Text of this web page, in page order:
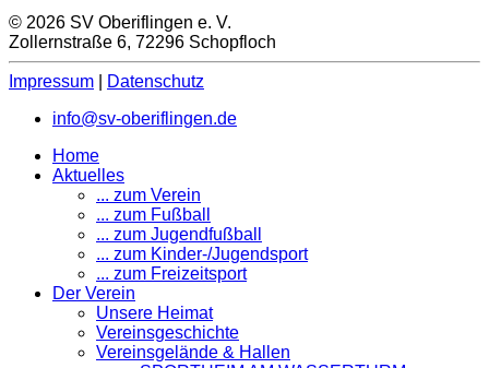
© 2026 SV Oberiflingen e. V.
Zollernstraße 6, 72296 Schopfloch
Impressum
Datenschutz
info@sv-oberiflingen.de
Home
Aktuelles
... zum Verein
... zum Fußball
... zum Jugendfußball
... zum Kinder-/Jugendsport
... zum Freizeitsport
Der Verein
Unsere Heimat
Vereinsgeschichte
Vereinsgelände & Hallen